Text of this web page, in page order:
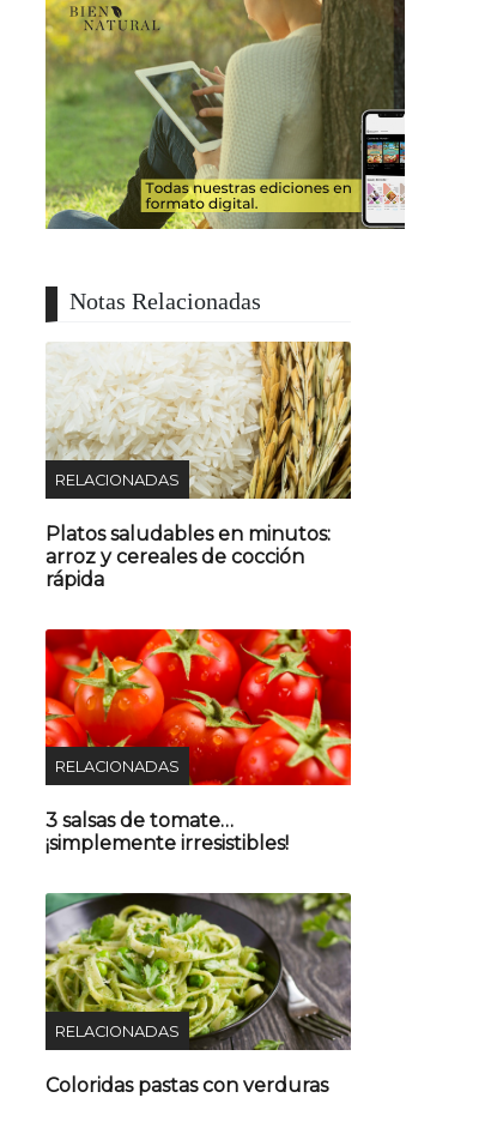
Notas Relacionadas
RELACIONADAS
Platos saludables en minutos:
arroz y cereales de cocción
rápida
RELACIONADAS
3 salsas de tomate…
¡simplemente irresistibles!
RELACIONADAS
Coloridas pastas con verduras